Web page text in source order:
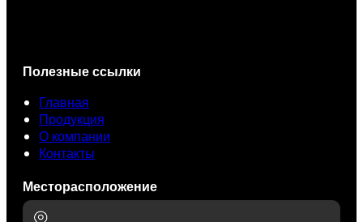
Полезные ссылки
Главная
Продукция
О компании
Контакты
Месторасположение